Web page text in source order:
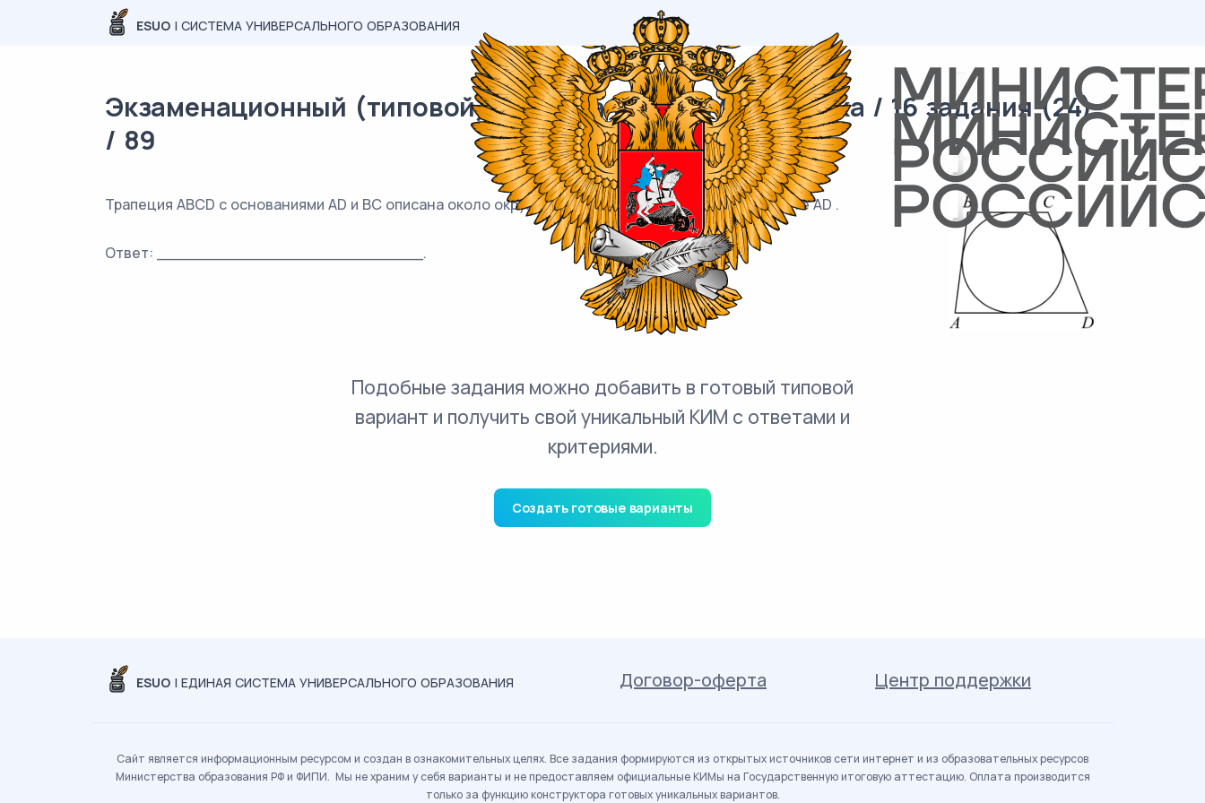
ESUO | СИСТЕМА УНИВЕРСАЛЬНОГО ОБРАЗОВАНИЯ
Экзаменационный (типовой) материал ОГЭ / Математика / 16 задания (24)
/ 89
Трапеция ABCD с основаниями AD и BC описана около окружности, AB = 7 , BC = 5, CD = 9. Найдите AD .
Ответ: ___________________________.
Подобные задания можно добавить в готовый типовой
вариант и получить свой уникальный КИМ с ответами и
критериями.
Создать готовые варианты
ESUO | ЕДИНАЯ СИСТЕМА УНИВЕРСАЛЬНОГО ОБРАЗОВАНИЯ Договор-оферта Центр поддержки
Сайт является информационным ресурсом и создан в ознакомительных целях. Все задания формируются из открытых источников сети интернет и из образовательных ресурсов
Министерства образования РФ и ФИПИ. Мы не храним у себя варианты и не предоставляем официальные КИМы на Государственную итоговую аттестацию. Оплата производится
только за функцию конструктора готовых уникальных вариантов.